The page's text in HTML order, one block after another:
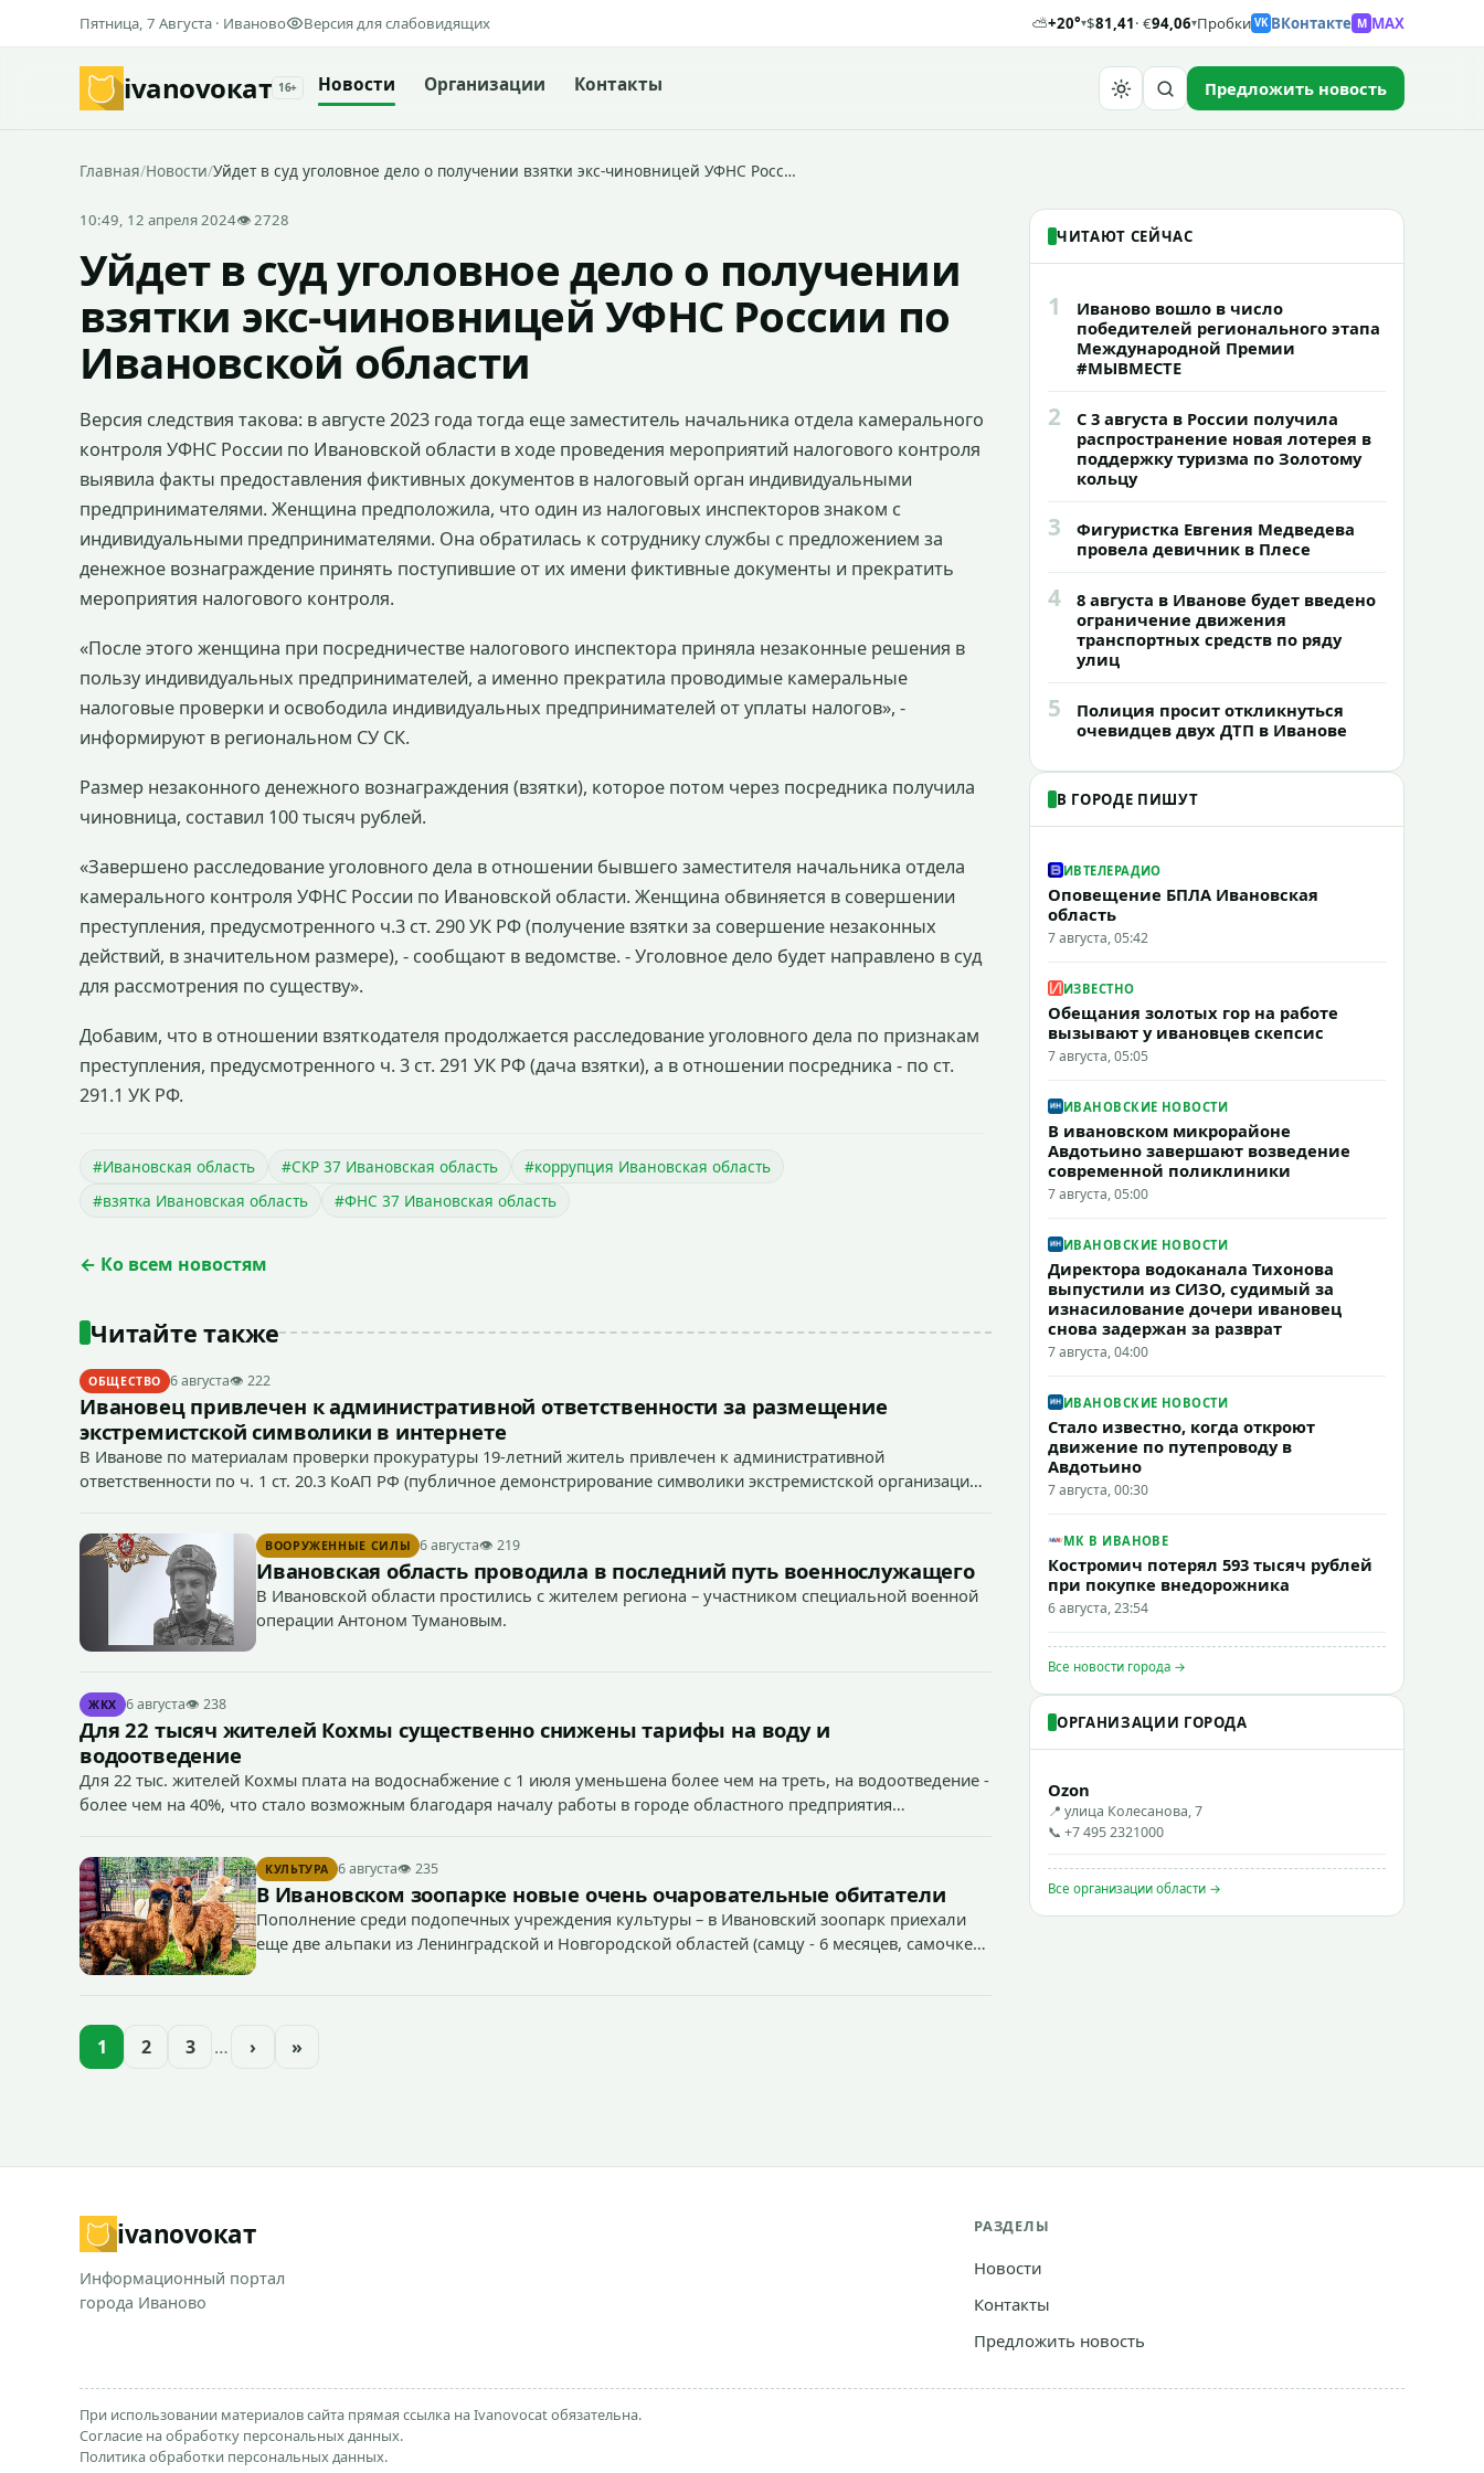
Пятница, 7 Августа · Иваново Версия для слабовидящих ⛅+20°▾$81,41· €94,06▾Пробки VK ВКонтакте M MAX
ivanovoкат 16+ Новости Организации Контакты Предложить новость
Главная/Новости/Уйдет в суд уголовное дело о получении взятки экс-чиновницей УФНС Росс…
10:49, 12 апреля 2024👁 2728
Уйдет в суд уголовное дело о получении
взятки экс-чиновницей УФНС России по
Ивановской области
Версия следствия такова: в августе 2023 года тогда еще заместитель начальника отдела камерального
контроля УФНС России по Ивановской области в ходе проведения мероприятий налогового контроля
выявила факты предоставления фиктивных документов в налоговый орган индивидуальными
предпринимателями. Женщина предположила, что один из налоговых инспекторов знаком с
индивидуальными предпринимателями. Она обратилась к сотруднику службы с предложением за
денежное вознаграждение принять поступившие от их имени фиктивные документы и прекратить
мероприятия налогового контроля.
«После этого женщина при посредничестве налогового инспектора приняла незаконные решения в
пользу индивидуальных предпринимателей, а именно прекратила проводимые камеральные
налоговые проверки и освободила индивидуальных предпринимателей от уплаты налогов», -
информируют в региональном СУ СК.
Размер незаконного денежного вознаграждения (взятки), которое потом через посредника получила
чиновница, составил 100 тысяч рублей.
«Завершено расследование уголовного дела в отношении бывшего заместителя начальника отдела
камерального контроля УФНС России по Ивановской области. Женщина обвиняется в совершении
преступления, предусмотренного ч.3 ст. 290 УК РФ (получение взятки за совершение незаконных
действий, в значительном размере), - сообщают в ведомстве. - Уголовное дело будет направлено в суд
для рассмотрения по существу».
Добавим, что в отношении взяткодателя продолжается расследование уголовного дела по признакам
преступления, предусмотренного ч. 3 ст. 291 УК РФ (дача взятки), а в отношении посредника - по ст.
291.1 УК РФ.
#Ивановская область #СКР 37 Ивановская область
#коррупция Ивановская область
#взятка Ивановская область
#ФНС 37 Ивановская область
← Ко всем новостям
Читайте также
ОБЩЕСТВО 6 августа👁 222
Ивановец привлечен к административной ответственности за размещение
экстремистской символики в интернете
В Иванове по материалам проверки прокуратуры 19-летний житель привлечен к административной
ответственности по ч. 1 ст. 20.3 КоАП РФ (публичное демонстрирование символики экстремистской организации,
символики в сети Интернет.
ВООРУЖЕННЫЕ СИЛЫ 6 августа👁 219
Ивановская область проводила в последний путь военнослужащего
В Ивановской области простились с жителем региона – участником специальной военной
операции Антоном Тумановым.
ЖКХ 6 августа👁 238
Для 22 тысяч жителей Кохмы существенно снижены тарифы на воду и
водоотведение
Для 22 тыс. жителей Кохмы плата на водоснабжение с 1 июля уменьшена более чем на треть, на водоотведение -
более чем на 40%, что стало возможным благодаря началу работы в городе областного предприятия
КУЛЬТУРА 6 августа👁 235
В Ивановском зоопарке новые очень очаровательные обитатели
Пополнение среди подопечных учреждения культуры – в Ивановский зоопарк приехали
еще две альпаки из Ленинградской и Новгородской областей (самцу - 6 месяцев, самочке
1 2 3 … › »
ЧИТАЮТ СЕЙЧАС
1
Иваново вошло в число
победителей регионального этапа
Международной Премии
#МЫВМЕСТЕ
2
С 3 августа в России получила
распространение новая лотерея в
поддержку туризма по Золотому
кольцу
3
Фигуристка Евгения Медведева
провела девичник в Плесе
4
8 августа в Иванове будет введено
ограничение движения
транспортных средств по ряду
улиц
5
Полиция просит откликнуться
очевидцев двух ДТП в Иванове
В ГОРОДЕ ПИШУТ
ИВТЕЛЕРАДИО
Оповещение БПЛА Ивановская
область
7 августа, 05:42
ИЗВЕСТНО
Обещания золотых гор на работе
вызывают у ивановцев скепсис
7 августа, 05:05
ИВАНОВСКИЕ НОВОСТИ
В ивановском микрорайоне
Авдотьино завершают возведение
современной поликлиники
7 августа, 05:00
ИВАНОВСКИЕ НОВОСТИ
Директора водоканала Тихонова
выпустили из СИЗО, судимый за
изнасилование дочери ивановец
снова задержан за разврат
7 августа, 04:00
ИВАНОВСКИЕ НОВОСТИ
Стало известно, когда откроют
движение по путепроводу в
Авдотьино
7 августа, 00:30
МК В ИВАНОВЕ
Костромич потерял 593 тысяч рублей
при покупке внедорожника
6 августа, 23:54
Все новости города →
ОРГАНИЗАЦИИ ГОРОДА
Ozon
📍 улица Колесанова, 7
📞 +7 495 2321000
Все организации области →
ivanovoкат
Информационный портал
города Иваново
РАЗДЕЛЫ
Новости
Контакты
Предложить новость
При использовании материалов сайта прямая ссылка на Ivanovocat обязательна.
Согласие на обработку персональных данных.
Политика обработки персональных данных.